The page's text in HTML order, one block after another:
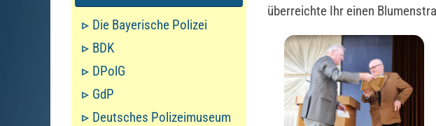
überreichte Ihr einen
Die Bayerische Polizei
BDK
DPolG
GdP
Deutsches Polizeimuseum